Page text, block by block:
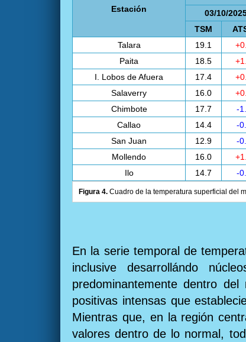
Estación 03/10/
TSM
Talara
19.1
Paita
18.5
I. Lobos de Afuera
17.4
Salaverry
16.0
Chimbote
17.7 -
Callao
14.4 -
San Juan
12.9 -
Mollendo
16.0
Ilo
14.7 -
Figura 4. Cuadro de la temperatura superficial del
En la serie temporal de
inclusive desarrollándo
predominantemente dentro
positivas intensas que
Mientras que, en la región
valores dentro de lo normal,